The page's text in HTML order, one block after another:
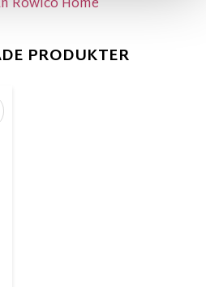
Rowico Home
PRODUKTER
till i favoriter